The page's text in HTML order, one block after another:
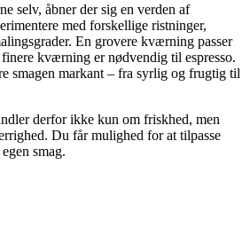
selv, åbner der sig en verden af
med forskellige ristninger,
En grovere kværning passer
kværning er nødvendig til espresso.
smagen markant – fra syrlig og frugtig til
derfor ikke kun om friskhed, men
Du får mulighed for at tilpasse
smag.